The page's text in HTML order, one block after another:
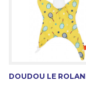
DOUDOU LE